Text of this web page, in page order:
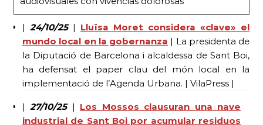
| 24/10/25| Lluïsa Moret considera «clave» el
mundo local en la gobernanza | La presidenta de
la Diputació de Barcelona i alcaldessa de Sant Boi,
ha defensat el paper clau del món local en la
implementació de l’Agenda Urbana. | VilaPress |
|27/10/25| Los Mossos clausuran una nave
industrial de Sant Boi por acumular residuos